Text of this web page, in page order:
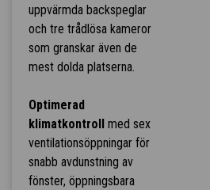
uppvärmda backspeglar
och tre trådlösa kameror
som granskar även de
mest dolda platserna.
Optimerad
klimatkontroll
med sex
ventilationsöppningar för
snabb avdunstning av
fönster, öppningsbara